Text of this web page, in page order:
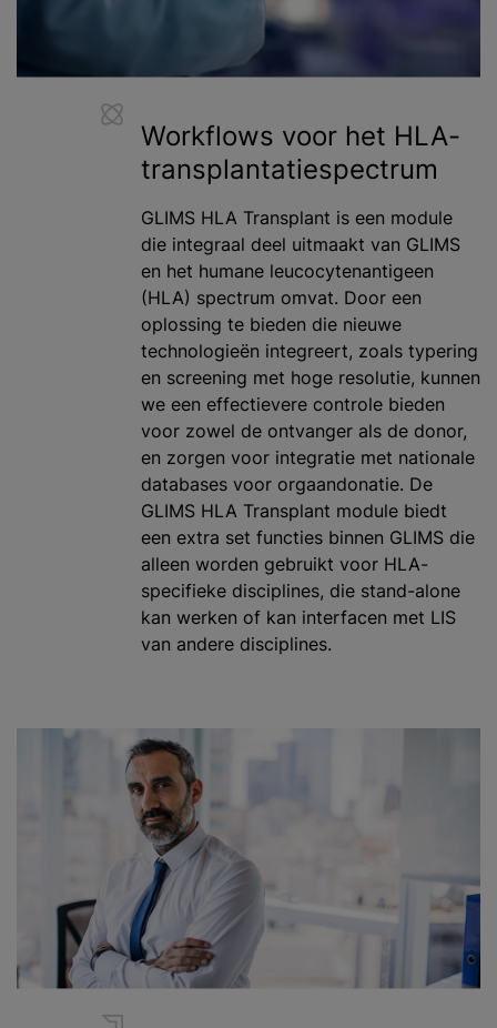
Workflows voor het HLA-
transplantatiespectrum
GLIMS HLA Transplant is een module
die integraal deel uitmaakt van GLIMS
en het humane leucocytenantigeen
(HLA) spectrum omvat. Door een
oplossing te bieden die nieuwe
technologieën integreert, zoals typering
en screening met hoge resolutie, kunnen
we een effectievere controle bieden
voor zowel de ontvanger als de donor,
en zorgen voor integratie met nationale
databases voor orgaandonatie. De
GLIMS HLA Transplant module biedt
een extra set functies binnen GLIMS die
alleen worden gebruikt voor HLA-
specifieke disciplines, die stand-alone
kan werken of kan interfacen met LIS
van andere disciplines.